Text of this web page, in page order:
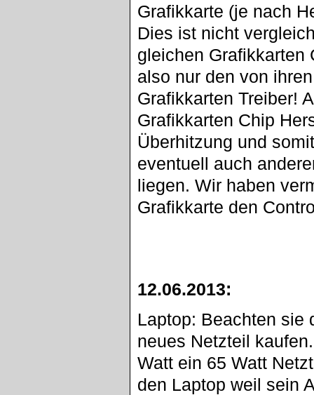
Grafikkarte (je nach
Dies ist nicht
gleichen Grafikkarten
also nur den von
Grafikkarten Treiber!
Grafikkarten Chip
Überhitzung und
eventuell auch
liegen. Wir haben
Grafikkarte den
12.06.2013:
Laptop: Beachten sie
neues Netzteil
Watt ein 65 Watt
den Laptop weil sein